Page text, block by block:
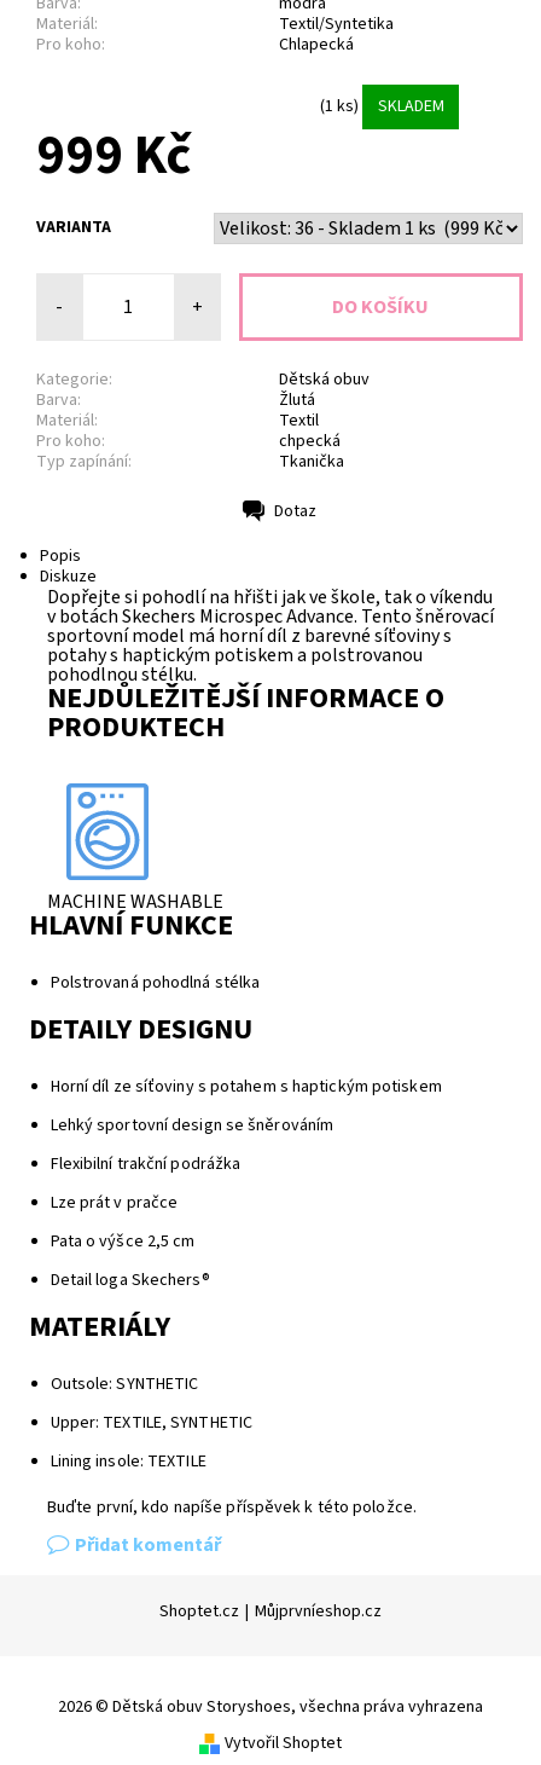
Materiál:
Textil/Syntetika
Pro koho:
Chlapecká
(1 ks) SKLADEM
999 Kč
VARIANTA
- +
Kategorie:
Dětská obuv
Barva:
Žlutá
Materiál:
Textil
Pro koho:
chpecká
Typ zapínání:
Tkanička
Dotaz
Popis
Diskuze
Dopřejte si pohodlí na hřišti jak ve škole, tak o víkendu
v botách Skechers Microspec Advance. Tento šněrovací
sportovní model má horní díl z barevné síťoviny s
potahy s haptickým potiskem a polstrovanou
pohodlnou stélku.
NEJDŮLEŽITĚJŠÍ INFORMACE O
PRODUKTECH
MACHINE WASHABLE
HLAVNÍ FUNKCE
Polstrovaná pohodlná stélka
DETAILY DESIGNU
Horní díl ze síťoviny s potahem s haptickým potiskem
Lehký sportovní design se šněrováním
Flexibilní trakční podrážka
Lze prát v pračce
Pata o výšce 2,5 cm
Detail loga Skechers®
MATERIÁLY
Outsole: SYNTHETIC
Upper: TEXTILE, SYNTHETIC
Lining insole: TEXTILE
Buďte první, kdo napíše příspěvek k této položce.
Přidat komentář
Shoptet.cz | Můjprvníeshop.cz
2026 © Dětská obuv Storyshoes, všechna práva vyhrazena
Vytvořil Shoptet